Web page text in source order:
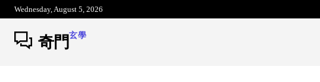
Wednesday, August 5, 2026
奇門 玄學